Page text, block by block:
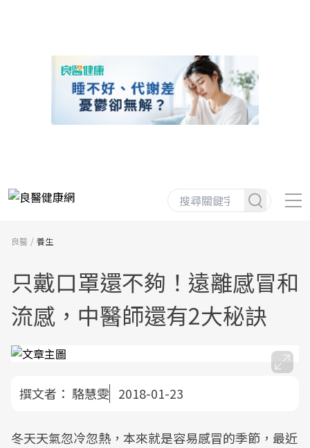
良醫 養生
只戴口罩還不夠！遠離感冒和
流感，中醫師還有2大秘訣
撰文者： 駱慧雯 2018-01-23
冬天天氣忽冷忽熱，本來就是容易感冒的季節，最近